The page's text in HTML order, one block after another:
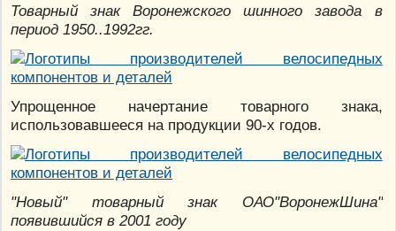
Товарный знак Воронежского шинного завода в
период 1950..1992гг.
Упрощенное начертание товарного знака,
использовавшееся на продукции 90-х годов.
"Новый" товарный знак ОАО"ВоронежШина"
появившийся в 2001 году